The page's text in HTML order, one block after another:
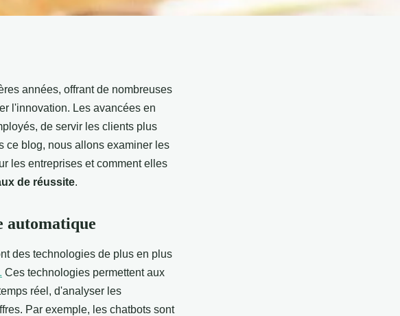
années, offrant de nombreuses
l'innovation. Les avancées en
de servir les clients plus
ce blog, nous allons examiner les
les entreprises et comment elles
de réussite.
automatique
des technologies de plus en plus
Ces technologies permettent aux
réel, d'analyser les
Par exemple, les chatbots sont